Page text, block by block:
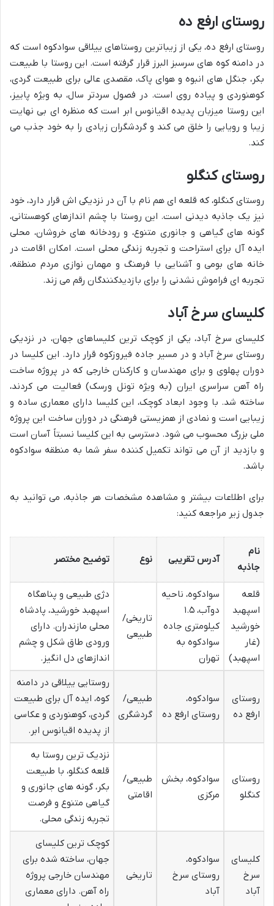
روستای ارفع ده
روستای ارفع ده، یکی از زیباترین روستاهای ییلاقی سوادکوه است که
در دامنه کوه های سرسبز البرز قرار گرفته است. این روستا با طبیعت
بکر، جنگل های انبوه و هوای پاک، مقصدی عالی برای طبیعت گردی،
کوهنوردی و پیاده روی است. در فصول سردتر سال، به ویژه پاییز،
این روستا میزبان پدیده اقیانوس ابر است که منظره ای بی نهایت
زیبا و رویایی را خلق می کند و گردشگران زیادی را به خود جذب می
کند.
روستای کنگلو
روستای کنگلو، که قلعه ای هم نام با آن در نزدیکی اش قرار دارد، خود
نیز یک جاذبه دیدنی است. این روستا با چشم اندازهای کوهستانی،
گونه های گیاهی و جانوری متنوع، و رودخانه های خروشان، محلی
ایده آل برای استراحت و تجربه زندگی محلی است. امکان اقامت در
خانه های بومی و آشنایی با فرهنگ و مهمان نوازی مردم منطقه،
تجربه ای فراموش نشدنی را برای بازدیدکنندگان رقم می زند.
کلیسای سرخ آباد
کلیسای سرخ آباد، یکی از کوچک ترین کلیساهای جهان، در نزدیکی
روستای سرخ آباد و در مسیر جاده فیروزکوه قرار دارد. این کلیسا در
دوران پهلوی و برای مهندسان و کارکنان خارجی که در پروژه ساخت
راه آهن سراسری ایران (به ویژه تونل ورسک) فعالیت می کردند،
ساخته شد. با وجود ابعاد کوچک، این کلیسا دارای معماری ساده و
زیبایی است و نمادی از همزیستی فرهنگی در دوران ساخت این پروژه
ملی بزرگ محسوب می شود. دسترسی به این کلیسا نسبتاً آسان است
و بازدید از آن می تواند تکمیل کننده سفر شما به منطقه سوادکوه
باشد.
برای اطلاعات بیشتر و مشاهده مشخصات هر جاذبه، می توانید به
جدول زیر مراجعه کنید:
نام
جاذبه
آدرس تقریبی نوع توضیح مختصر
قلعه
اسپهبد
خورشید
(غار
اسپهبد)
سوادکوه، ناحیه
دوآب، ۱.۵
کیلومتری جاده
سوادکوه به
تهران
تاریخی/
طبیعی
دژی طبیعی و پناهگاه
اسپهبد خورشید، پادشاه
محلی مازندران. دارای
ورودی طاق شکل و چشم
اندازهای دل انگیز.
روستای
ارفع ده
سوادکوه،
روستای ارفع ده
طبیعی/
گردشگری
روستایی ییلاقی در دامنه
کوه، ایده آل برای طبیعت
گردی، کوهنوردی و عکاسی
از پدیده اقیانوس ابر.
روستای
کنگلو
سوادکوه، بخش
مرکزی
طبیعی/
اقامتی
نزدیک ترین روستا به
قلعه کنگلو، با طبیعت
بکر، گونه های جانوری و
گیاهی متنوع و فرصت
تجربه زندگی محلی.
کلیسای
سرخ
آباد
سوادکوه،
روستای سرخ
آباد
تاریخی
کوچک ترین کلیسای
جهان، ساخته شده برای
مهندسان خارجی پروژه
راه آهن. دارای معماری